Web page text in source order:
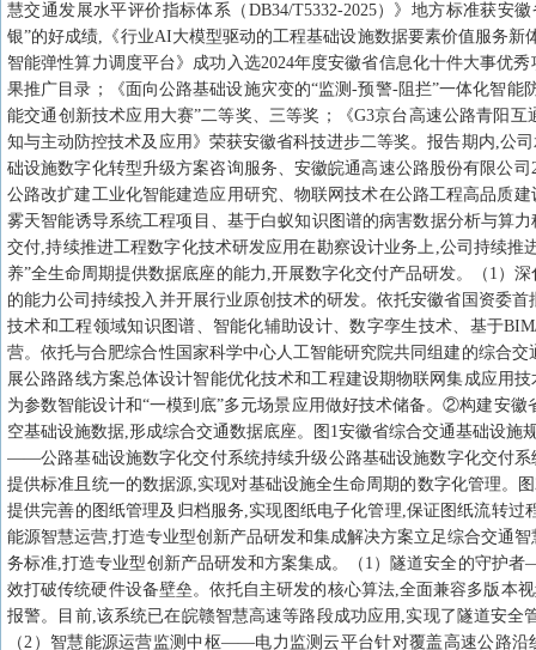
慧交通发展水平评价指标体系（DB34/T5332-2025）》地方标准获安
银”的好成绩,《行业AI大模型驱动的工程基础设施数据要素价值服务
智能弹性算力调度平台》成功入选2024年度安徽省信息化十件大事优
果推广目录；《面向公路基础设施灾变的“监测-预警-阻拦”一体化智
能交通创新技术应用大赛”二等奖、三等奖；《G3京台高速公路青阳
知与主动防控技术及应用》荣获安徽省科技进步二等奖。报告期内,公
础设施数字化转型升级方案咨询服务、安徽皖通高速公路股份有限公
公路改扩建工业化智能建造应用研究、物联网技术在公路工程高品质
雾天智能诱导系统工程项目、基于白蚁知识图谱的病害数据分析与算
交付,持续推进工程数字化技术研发应用在勘察设计业务上,公司持续
养”全生命周期提供数据底座的能力,开展数字化交付产品研发。（1）
的能力公司持续投入并开展行业原创技术的研发。依托安徽省国资委
技术和工程领域知识图谱、智能化辅助设计、数字孪生技术、基于
营。依托与合肥综合性国家科学中心人工智能研究院共同组建的综合
展公路路线方案总体设计智能优化技术和工程建设期物联网集成应用
为参数智能设计和“一模到底”多元场景应用做好技术储备。②构建安
空基础设施数据,形成综合交通数据底座。图1安徽省综合交通基础设
——公路基础设施数字化交付系统持续升级公路基础设施数字化交付
提供标准且统一的数据源,实现对基础设施全生命周期的数字化管理
提供完善的图纸管理及归档服务,实现图纸电子化管理,保证图纸流转
能源智慧运营,打造专业型创新产品研发和集成解决方案立足综合交通
务标准,打造专业型创新产品研发和方案集成。（1）隧道安全的守护
效打破传统硬件设备壁垒。依托自主研发的核心算法,全面兼容多版本
报警。目前,该系统已在皖赣智慧高速等路段成功应用,实现了隧道安
（2）智慧能源运营监测中枢——电力监测云平台针对覆盖高速公路